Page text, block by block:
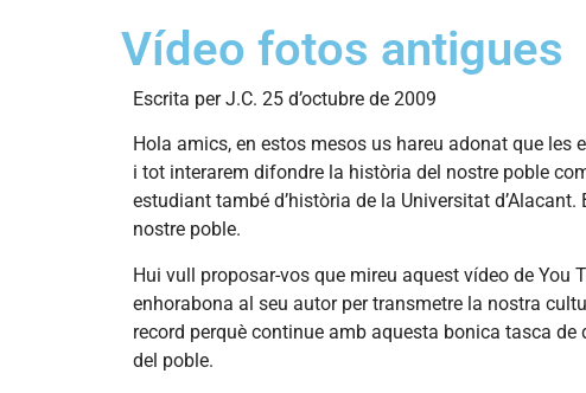
Vídeo fotos antigues
Escrita per J.C. 25 d’octubre de 2009
Hola amics, en estos mesos us hareu adonat que
i tot interarem difondre la història del nostre poble
estudiant també d’història de la Universitat
nostre poble.
Hui vull proposar-vos que mireu aquest vídeo de You
enhorabona al seu autor per transmetre la nostra
record perquè continue amb aquesta bonica tasca
del poble.